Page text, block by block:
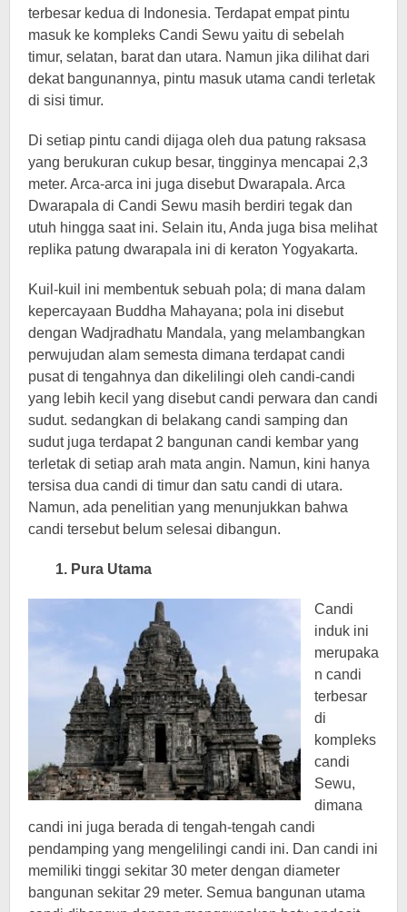
terbesar kedua di Indonesia. Terdapat empat pintu
masuk ke kompleks Candi Sewu yaitu di sebelah
timur, selatan, barat dan utara. Namun jika dilihat dari
dekat bangunannya, pintu masuk utama candi terletak
di sisi timur.
Di setiap pintu candi dijaga oleh dua patung raksasa
yang berukuran cukup besar, tingginya mencapai 2,3
meter. Arca-arca ini juga disebut Dwarapala. Arca
Dwarapala di Candi Sewu masih berdiri tegak dan
utuh hingga saat ini. Selain itu, Anda juga bisa melihat
replika patung dwarapala ini di keraton Yogyakarta.
Kuil-kuil ini membentuk sebuah pola; di mana dalam
kepercayaan Buddha Mahayana; pola ini disebut
dengan Wadjradhatu Mandala, yang melambangkan
perwujudan alam semesta dimana terdapat candi
pusat di tengahnya dan dikelilingi oleh candi-candi
yang lebih kecil yang disebut candi perwara dan candi
sudut. sedangkan di belakang candi samping dan
sudut juga terdapat 2 bangunan candi kembar yang
terletak di setiap arah mata angin. Namun, kini hanya
tersisa dua candi di timur dan satu candi di utara.
Namun, ada penelitian yang menunjukkan bahwa
candi tersebut belum selesai dibangun.
1. Pura Utama
Candi
induk ini
merupaka
n candi
terbesar
di
kompleks
candi
Sewu,
dimana
candi ini juga berada di tengah-tengah candi
pendamping yang mengelilingi candi ini. Dan candi ini
memiliki tinggi sekitar 30 meter dengan diameter
bangunan sekitar 29 meter. Semua bangunan utama